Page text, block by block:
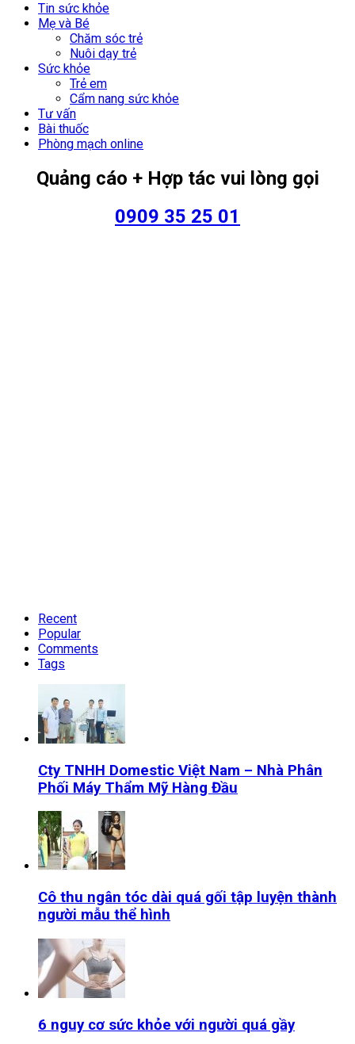
Tin sức khỏe
Mẹ và Bé
Chăm sóc trẻ
Nuôi dạy trẻ
Sức khỏe
Trẻ em
Cẩm nang sức khỏe
Tư vấn
Bài thuốc
Phòng mạch online
Quảng cáo + Hợp tác vui lòng gọi
0909 35 25 01
Recent
Popular
Comments
Tags
Cty TNHH Domestic Việt Nam – Nhà Phân
Phối Máy Thẩm Mỹ Hàng Đầu
Cô thu ngân tóc dài quá gối tập luyện thành
người mẫu thể hình
6 nguy cơ sức khỏe với người quá gầy